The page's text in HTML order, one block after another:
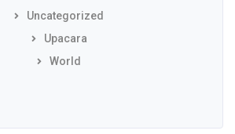
Uncategorized
Upacara
World